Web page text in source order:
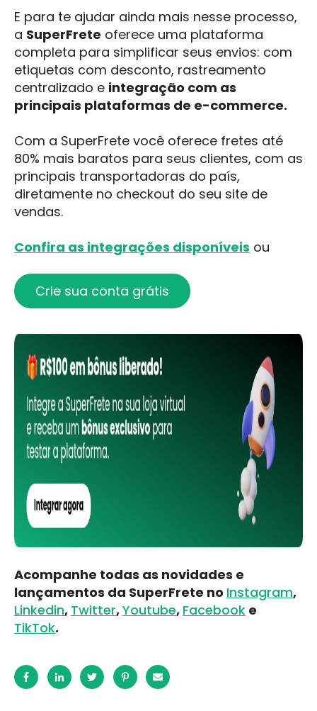
E para te ajudar ainda mais nesse processo,
a SuperFrete oferece uma plataforma
completa para simplificar seus envios: com
etiquetas com desconto, rastreamento
centralizado e integração com as
principais plataformas de e-commerce.
Com a SuperFrete você oferece fretes até
80% mais baratos para seus clientes, com as
principais transportadoras do país,
diretamente no checkout do seu site de
vendas.
Confira as integrações disponíveis ou
Crie sua conta grátis
Acompanhe todas as novidades e
lançamentos da SuperFrete no Instagram,
Linkedin, Twitter,Youtube, Facebook e
TikTok.